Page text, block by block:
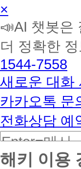
AI
학
습
토
커
BETA
×
📣AI 챗봇은
더 정확한
1544-7558
새로운 대화
카카오톡 문
전화상담 예
해키 이용